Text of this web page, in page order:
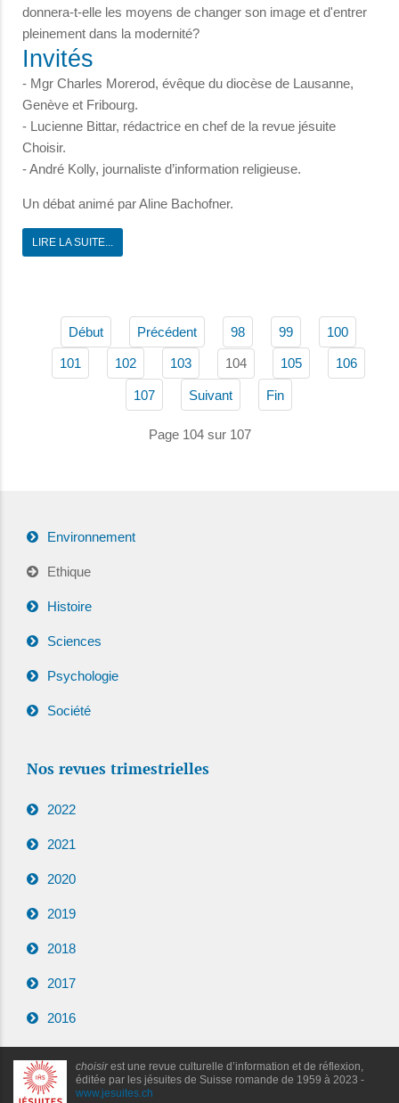
donnera-t-elle les moyens de changer son image et d'entrer
pleinement dans la modernité?
Invités
- Mgr Charles Morerod, évêque du diocèse de Lausanne,
Genève et Fribourg.
- Lucienne Bittar, rédactrice en chef de la revue jésuite
Choisir.
- André Kolly, journaliste d’information religieuse.
Un débat animé par Aline Bachofner.
LIRE LA SUITE...
Début Précédent 98 99 100
101 102 103 104 105 106
107 Suivant Fin
Page 104 sur 107
Environnement
Ethique
Histoire
Sciences
Psychologie
Société
Nos revues trimestrielles
2022
2021
2020
2019
2018
2017
2016
choisirest une revue culturelle d’information et de réflexion,
éditée par les jésuites de Suisse romande de 1959 à 2023 -
www.jesuites.ch